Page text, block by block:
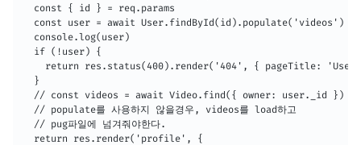
  const { id } = req.params
  const user = await User.findById(id).populate('videos')
  console.log(user)
  if (!user) {
return res.status(400).render('404', { pageTitle: 'User
  }
  // const videos = await Video.find({ owner: user._id })
  // populate를 사용하지 않을경우, videos를 load하고
  // pug파일에 넘겨줘야한다.
  return res.render('profile', {